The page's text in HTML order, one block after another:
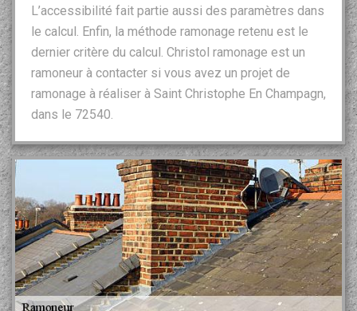
L’accessibilité fait partie aussi des paramètres dans
le calcul. Enfin, la méthode ramonage retenu est le
dernier critère du calcul. Christol ramonage est un
ramoneur à contacter si vous avez un projet de
ramonage à réaliser à Saint Christophe En Champagn,
dans le 72540.